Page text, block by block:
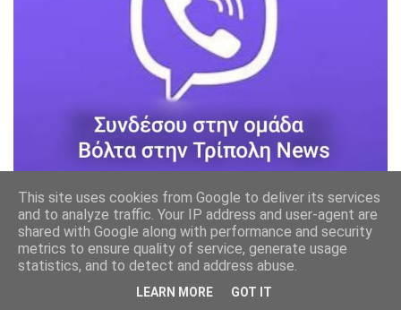
This site uses cookies from Google to deliver its services
and to analyze traffic. Your IP address and user-agent are
shared with Google along with performance and security
metrics to ensure quality of service, generate usage
statistics, and to detect and address abuse.
LEARN MORE GOT IT